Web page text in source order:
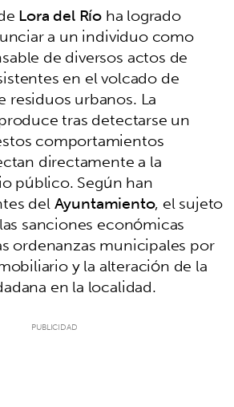
Lora del Ríoha logrado
a un individuo como
de diversos actos de
en el volcado de
urbanos. La
tras detectarse un
comportamientos
directamente a la
público. Según han
delAyuntamiento, el sujeto
sanciones económicas
ordenanzas municipales por
y la alteración de la
en la localidad.